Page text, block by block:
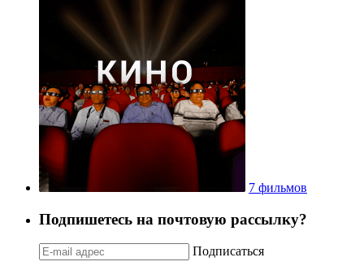
7 фильмов
Подпишетесь на почтовую рассылку?
Подписаться